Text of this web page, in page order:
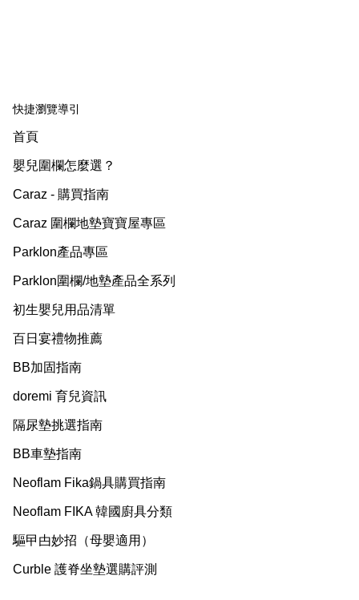
快捷瀏覽導引
首頁
嬰兒圍欄怎麼選？
Caraz - 購買指南
Caraz 圍欄地墊寶寶屋專區
Parklon產品專區
Parklon圍欄/地墊產品全系列
初生嬰兒用品清單
百日宴禮物推薦
BB加固指南
doremi 育兒資訊
隔尿墊挑選指南
BB車墊指南
Neoflam Fika鍋具購買指南
Neoflam FIKA 韓國廚具分類
驅曱甴妙招（母嬰適用）
Curble 護脊坐墊選購評測